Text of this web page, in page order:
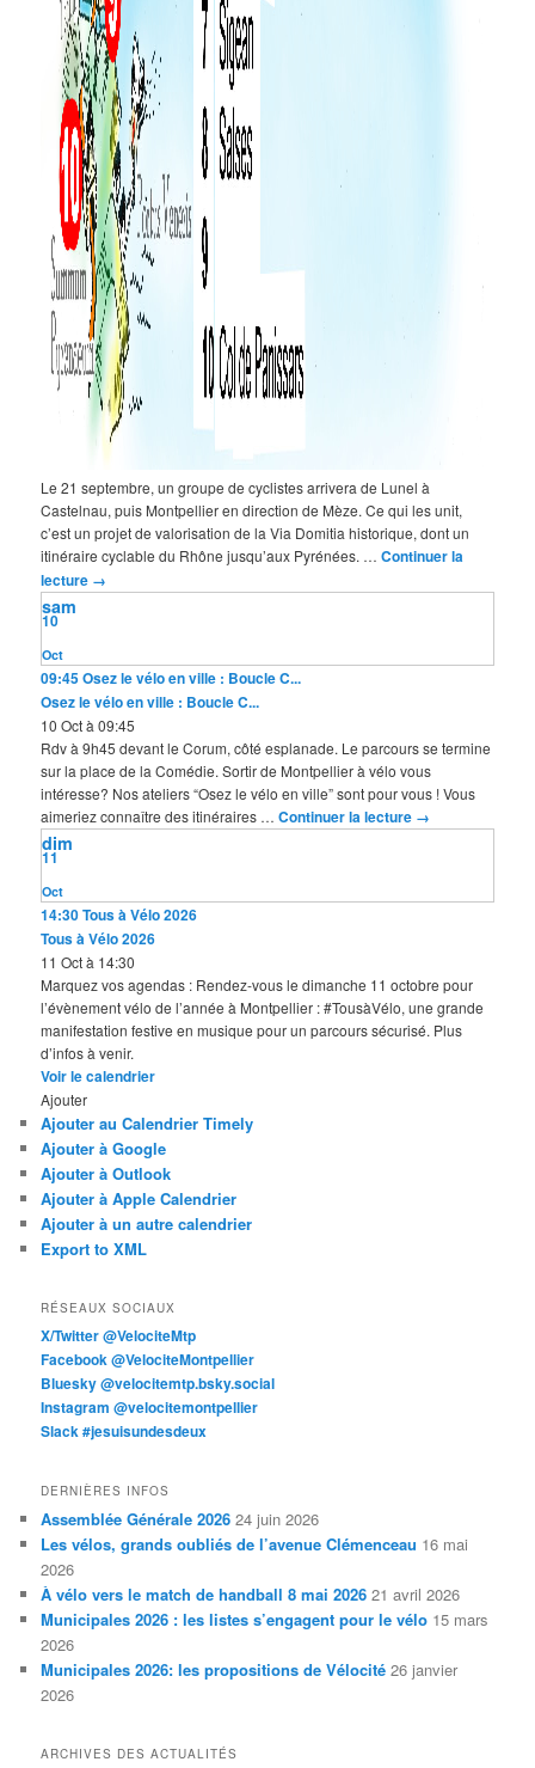
Le 21 septembre, un groupe de cyclistes arrivera de Lunel à
Castelnau, puis Montpellier en direction de Mèze. Ce qui les unit,
c’est un projet de valorisation de la Via Domitia historique, dont un
itinéraire cyclable du Rhône jusqu’aux Pyrénées. …Continuer la
lecture →
Oct
10
sam
09:45Osez le vélo en ville : Boucle C...
Osez le vélo en ville : Boucle C...
10 Oct à 09:45
Rdv à 9h45 devant le Corum, côté esplanade. Le parcours se termine
sur la place de la Comédie. Sortir de Montpellier à vélo vous
intéresse? Nos ateliers “Osez le vélo en ville” sont pour vous ! Vous
aimeriez connaître des itinéraires …Continuer la lecture →
Oct
11
dim
14:30Tous à Vélo 2026
Tous à Vélo 2026
11 Oct à 14:30
Marquez vos agendas : Rendez-vous le dimanche 11 octobre pour
l’évènement vélo de l’année à Montpellier : #TousàVélo, une grande
manifestation festive en musique pour un parcours sécurisé. Plus
d’infos à venir.
Voir le calendrier
Ajouter
Ajouter au Calendrier Timely
Ajouter à Google
Ajouter à Outlook
Ajouter à Apple Calendrier
Ajouter à un autre calendrier
Export to XML
RÉSEAUX SOCIAUX
X/Twitter @VelociteMtp
Facebook @VelociteMontpellier
Bluesky @velocitemtp.bsky.social
Instagram @velocitemontpellier
Slack #jesuisundesdeux
DERNIÈRES INFOS
Assemblée Générale 2026 24 juin 2026
Les vélos, grands oubliés de l’avenue Clémenceau 16 mai
2026
À vélo vers le match de handball 8 mai 2026 21 avril 2026
Municipales 2026 : les listes s’engagent pour le vélo 15 mars
2026
Municipales 2026: les propositions de Vélocité 26 janvier
2026
ARCHIVES DES ACTUALITÉS